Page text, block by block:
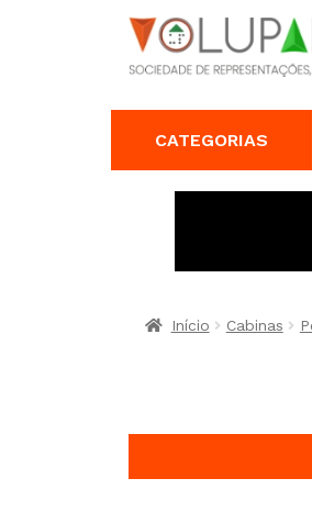
CATEGORIAS
Início Cabinas